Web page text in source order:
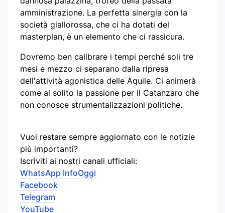
amministrazione. La perfetta sinergia con la
società giallorossa, che ci ha dotati del
masterplan, è un elemento che ci rassicura.
Dovremo ben calibrare i tempi perché soli tre
mesi e mezzo ci separano dalla ripresa
dell'attività agonistica delle Aquile. Ci animerà
come al solito la passione per il Catanzaro che
non conosce strumentalizzazioni politiche.
Vuoi restare sempre aggiornato con le notizie
più importanti?
Iscriviti ai nostri canali ufficiali:
WhatsApp InfoOggi
Facebook
Telegram
YouTube